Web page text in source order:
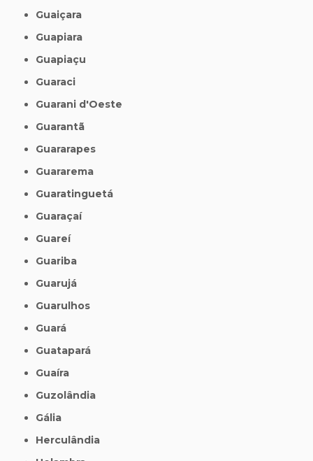
Guaiçara
Guapiara
Guapiaçu
Guaraci
Guarani d'Oeste
Guarantã
Guararapes
Guararema
Guaratinguetá
Guaraçaí
Guareí
Guariba
Guarujá
Guarulhos
Guará
Guatapará
Guaíra
Guzolândia
Gália
Herculândia